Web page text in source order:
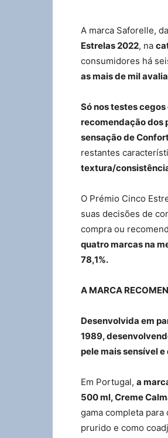
A marca Saforelle,
Estrelas 2022, na
consumidores há
as mais de mil
Só nos testes
recomendação dos
sensação de
restantes
textura/
O Prémio Cinco
suas decisões de
compra ou
quatro marcas na
78,1%.
A MARCA
Desenvolvida em
1989,
pele mais sensível
Em Portugal, a
500 ml, Creme
gama completa
prurido e como